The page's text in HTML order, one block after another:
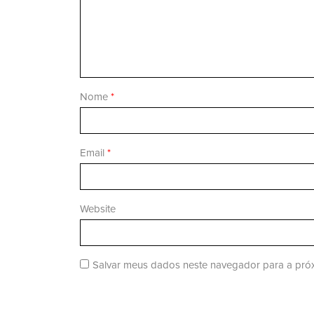
Nome *
Email *
Website
Salvar meus dados neste navegador para a